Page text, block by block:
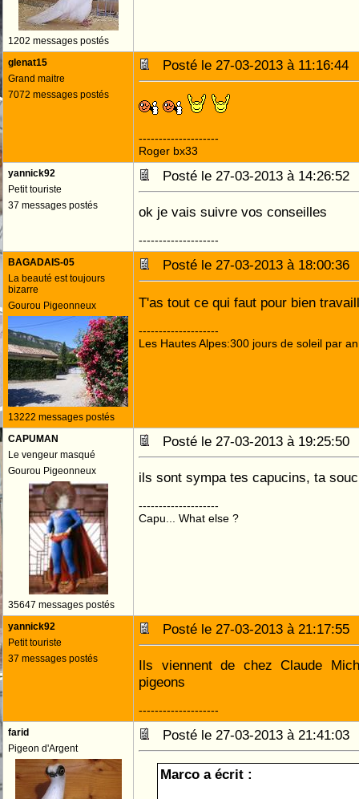
1202 messages postés
glenat15
Grand maitre
7072 messages postés
Posté le 27-03-2013 à
--------------------
Roger bx33
yannick92
Petit touriste
37 messages postés
Posté le 27-03-2013 à
ok je vais suivre vos conseilles
--------------------
BAGADAIS-05
La beauté est toujours
bizarre
Gourou Pigeonneux
13222 messages postés
Posté le 27-03-2013 à
T'as tout ce qui faut pour bien
--------------------
Les Hautes Alpes:300 jours de soleil par an
CAPUMAN
Le vengeur masqué
Gourou Pigeonneux
35647 messages postés
Posté le 27-03-2013 à
ils sont sympa tes capucins, ta
--------------------
Capu... What else ?
yannick92
Petit touriste
37 messages postés
Posté le 27-03-2013 à
Ils viennent de chez Claude
pigeons
--------------------
farid
Pigeon d'Argent
Posté le 27-03-2013 à
Marco a écrit :